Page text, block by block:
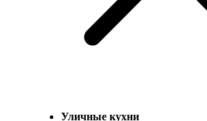
Уличные кухни